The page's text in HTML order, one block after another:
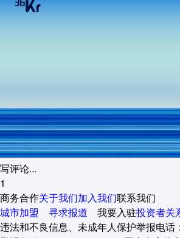
写评论...
1
商务合作关于我们加入我们联系我们
城市加盟 寻求报道 我要入驻投资者关
违法和不良信息、未成年人保护举报电话